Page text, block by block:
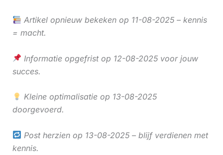
Artikel opnieuw bekeken op 11-08-2025 – kennis
= macht.
Informatie opgefrist op 12-08-2025 voor jouw
succes.
Kleine optimalisatie op 13-08-2025
doorgevoerd.
Post herzien op 13-08-2025 – blijf verdienen met
kennis.